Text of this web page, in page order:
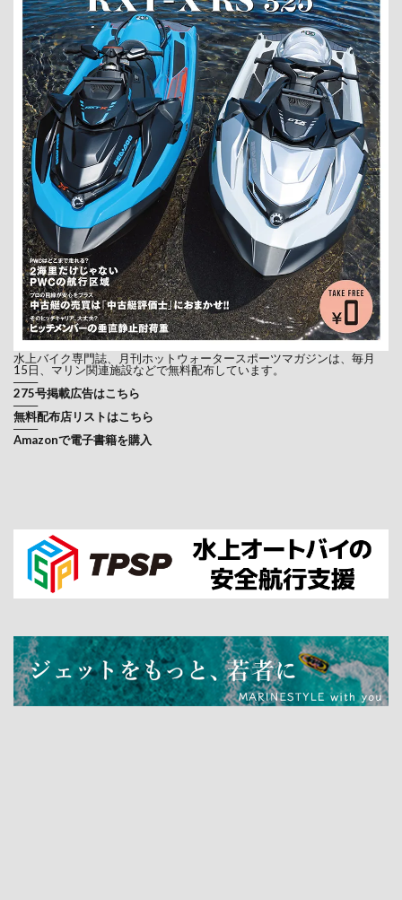
水上バイク専門誌、月刊ホットウォータースポーツマガジンは、毎月
15日、マリン関連施設などで無料配布しています。
───
275号掲載広告はこちら
───
無料配布店リストはこちら
───
Amazonで電子書籍を購入